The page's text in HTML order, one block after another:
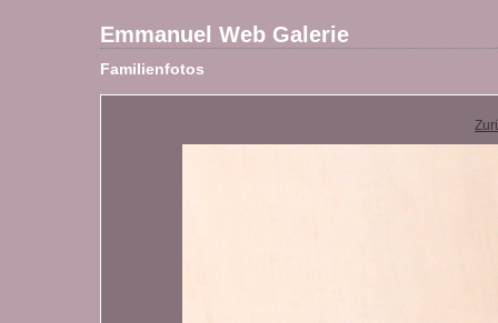
Emmanuel Web Galerie
Familienfotos